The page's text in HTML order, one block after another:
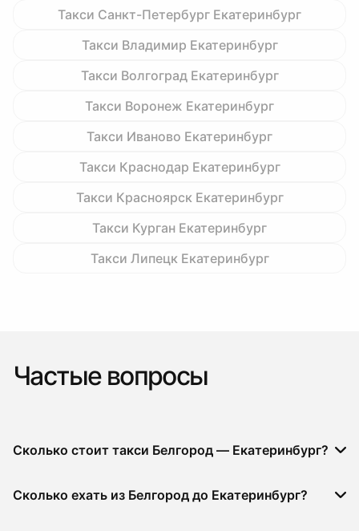
Такси Санкт-Петербург Екатеринбург
Такси Владимир Екатеринбург
Такси Волгоград Екатеринбург
Такси Воронеж Екатеринбург
Такси Иваново Екатеринбург
Такси Краснодар Екатеринбург
Такси Красноярск Екатеринбург
Такси Курган Екатеринбург
Такси Липецк Екатеринбург
Частые вопросы
Сколько стоит такси Белгород — Екатеринбург?
Сколько ехать из Белгород до Екатеринбург?